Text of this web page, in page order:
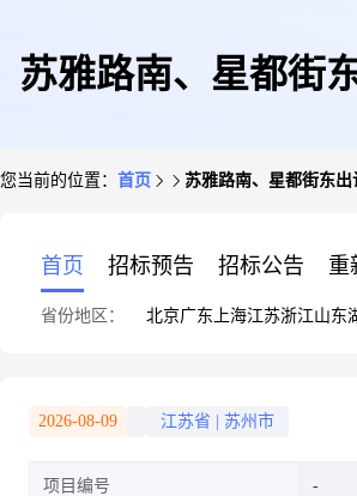
苏雅路南、星都街
您当前的位置： 首页 苏雅路南、星都街东出
首页 招标预告 招标公告 重
省份地区： 北京广东 上海江苏浙江山东
2026-08-09 江苏省 苏州市
项目编号